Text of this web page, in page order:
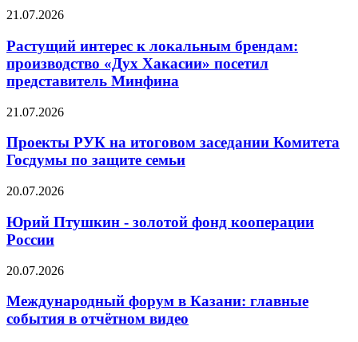
21.07.2026
Растущий интерес к локальным брендам:
производство «Дух Хакасии» посетил
представитель Минфина
21.07.2026
Проекты РУК на итоговом заседании Комитета
Госдумы по защите семьи
20.07.2026
Юрий Птушкин - золотой фонд кооперации
России
20.07.2026
Международный форум в Казани: главные
события в отчётном видео